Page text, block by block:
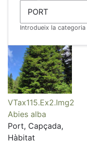
Introdueix la categoria
VTax115.Ex2.Img2
Abies alba
Port, Capçada,
Hàbitat